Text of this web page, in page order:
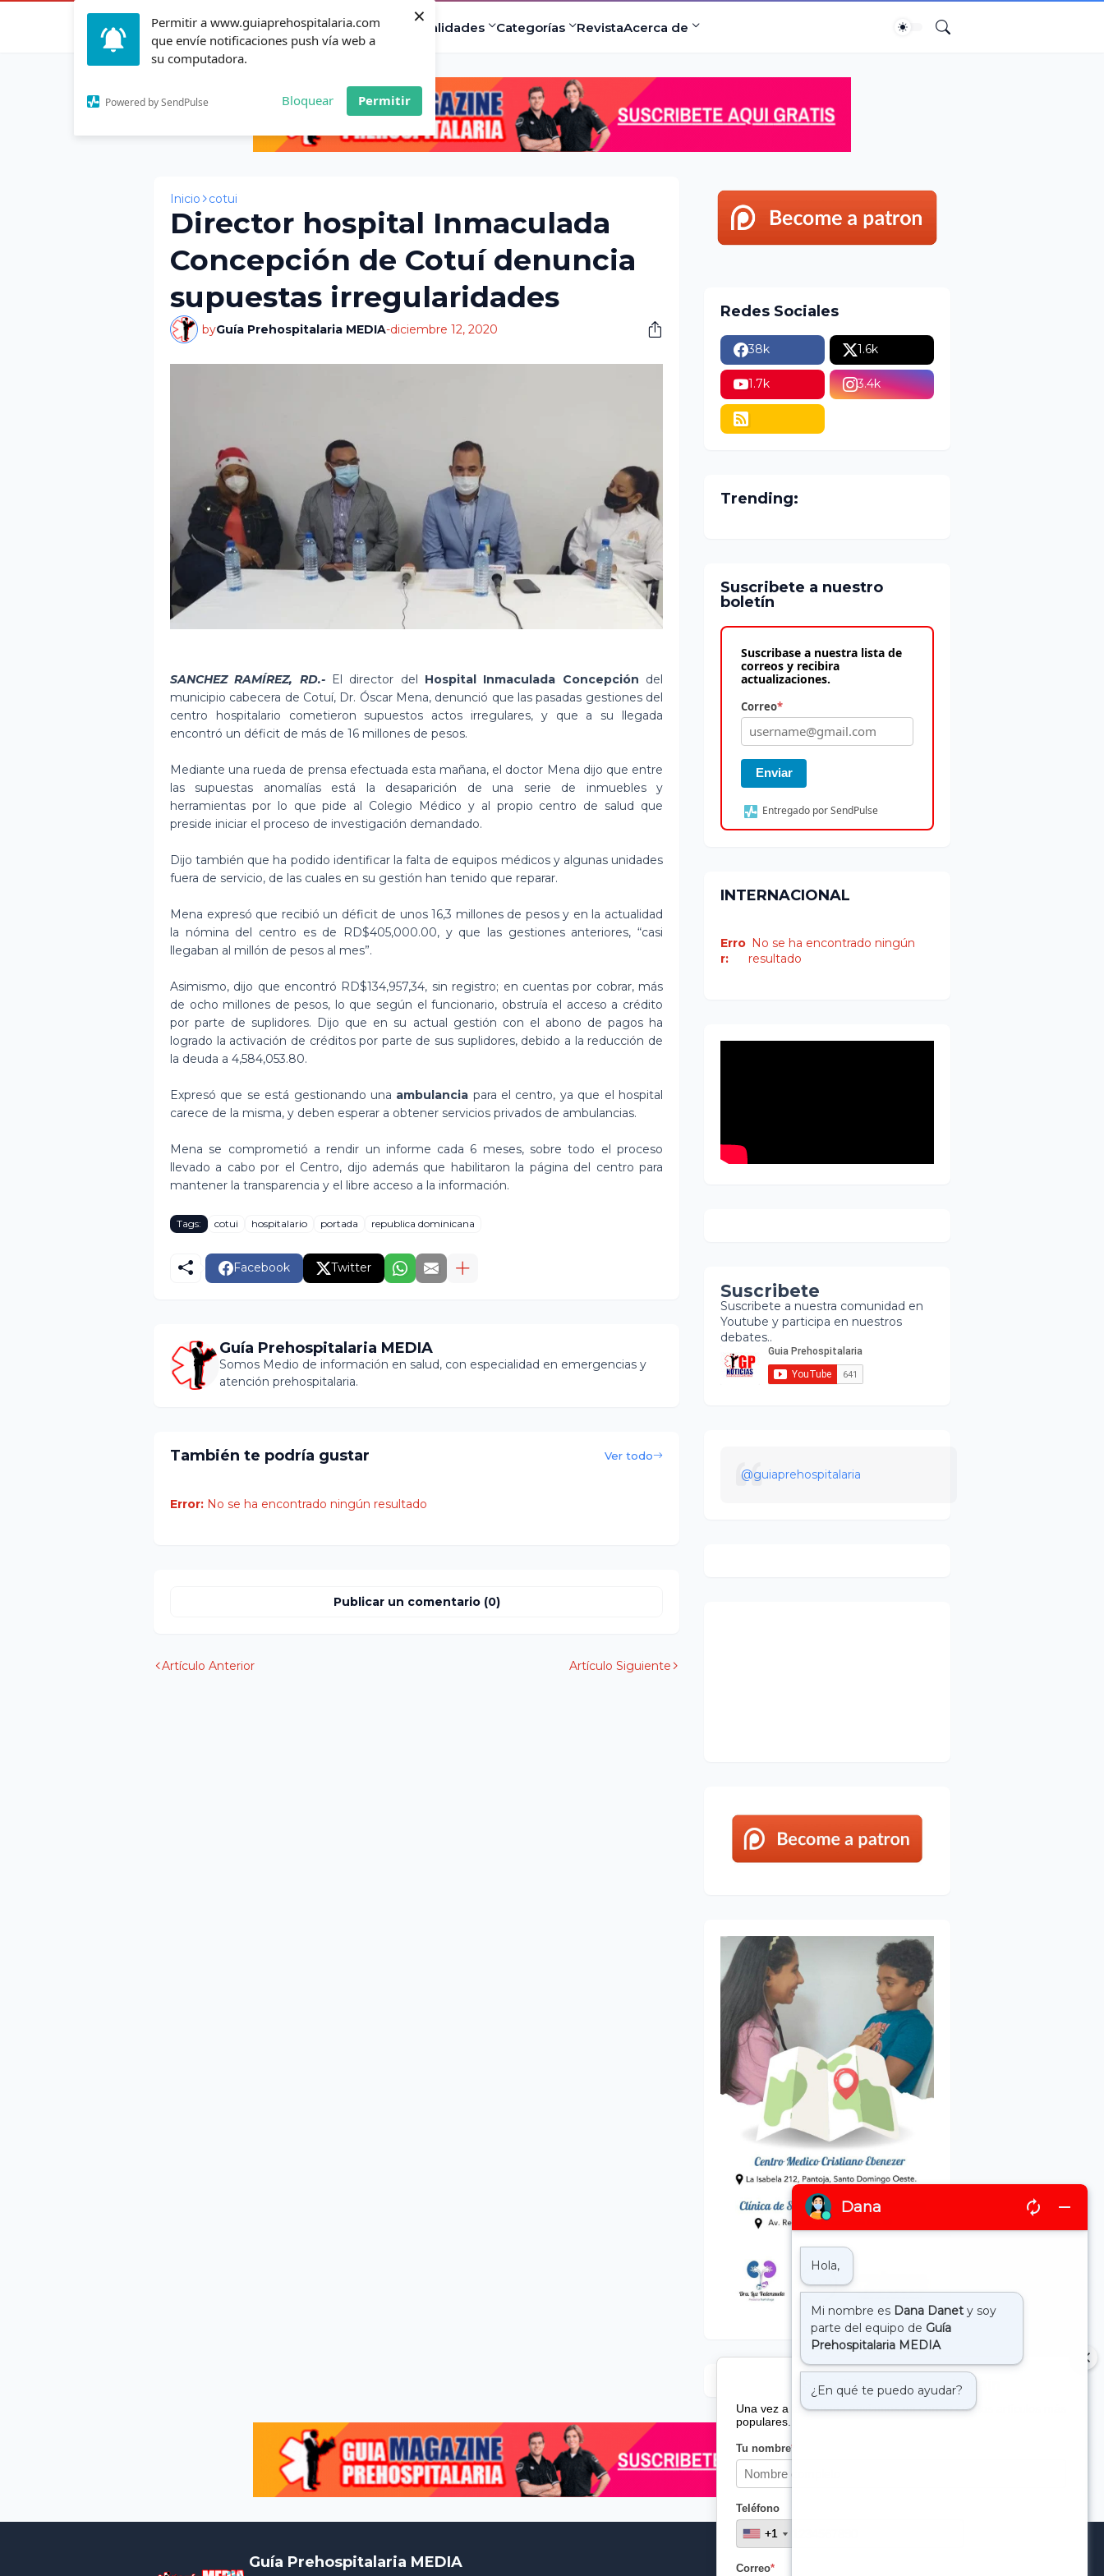
Permitir a www.guiaprehospitalaria.com
que envíe notificaciones push vía web a
su computadora.
Powered by SendPulse Bloquear Permitir
×
InicioActualidad Especialidades Categorías RevistaAcerca de
Inicio cotui
Director hospital Inmaculada
Concepción de Cotuí denuncia
supuestas irregularidades
byGuía Prehospitalaria MEDIA-diciembre 12, 2020
SANCHEZ RAMÍREZ, RD.- El director del Hospital Inmaculada Concepción del
municipio cabecera de Cotuí, Dr. Óscar Mena, denunció que las pasadas gestiones del
centro hospitalario cometieron supuestos actos irregulares, y que a su llegada
encontró un déficit de más de 16 millones de pesos.
Mediante una rueda de prensa efectuada esta mañana, el doctor Mena dijo que entre
las supuestas anomalías está la desaparición de una serie de inmuebles y
herramientas por lo que pide al Colegio Médico y al propio centro de salud que
preside iniciar el proceso de investigación demandado.
Dijo también que ha podido identificar la falta de equipos médicos y algunas unidades
fuera de servicio, de las cuales en su gestión han tenido que reparar.
Mena expresó que recibió un déficit de unos 16,3 millones de pesos y en la actualidad
la nómina del centro es de RD$405,000.00, y que las gestiones anteriores, “casi
llegaban al millón de pesos al mes”.
Asimismo, dijo que encontró RD$134,957,34, sin registro; en cuentas por cobrar, más
de ocho millones de pesos, lo que según el funcionario, obstruía el acceso a crédito
por parte de suplidores. Dijo que en su actual gestión con el abono de pagos ha
logrado la activación de créditos por parte de sus suplidores, debido a la reducción de
la deuda a 4,584,053.80.
Expresó que se está gestionando una ambulancia para el centro, ya que el hospital
carece de la misma, y deben esperar a obtener servicios privados de ambulancias.
Mena se comprometió a rendir un informe cada 6 meses, sobre todo el proceso
llevado a cabo por el Centro, dijo además que habilitaron la página del centro para
mantener la transparencia y el libre acceso a la información.
Tags: cotui hospitalario portada republica dominicana
Facebook Twitter
Guía Prehospitalaria MEDIA
Somos Medio de información en salud, con especialidad en emergencias y
atención prehospitalaria.
También te podría gustar Ver todo
Error: No se ha encontrado ningún resultado
Publicar un comentario (0)
Artículo Anterior Artículo Siguiente
Redes Sociales
38k 1.6k
1.7k 3.4k
Trending:
Suscribete a nuestro
boletín
Suscribase a nuestra lista de
correos y recibira
actualizaciones.
Correo*
Enviar
Entregado por SendPulse
INTERNACIONAL
Erro
r:
No se ha encontrado ningún
resultado
Suscribete
Suscribete a nuestra comunidad en
Youtube y participa en nuestros
debates..
@guiaprehospitalaria
Suscribete a nuestro boletin
Una vez a la semana enviamos un correo con los artículos más
populares.
Tu nombre*
Teléfono
+1
+1
Correo*
Guía Prehospitalaria MEDIA